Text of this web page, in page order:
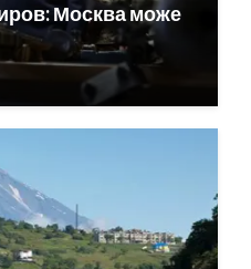
Москва може